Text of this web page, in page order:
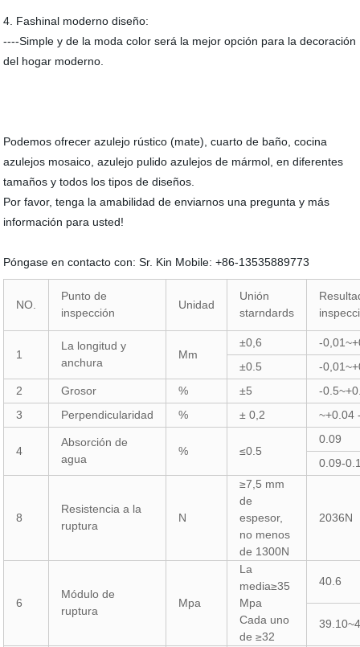
4. Fashinal moderno diseño:
----Simple y de la moda color será la mejor opción para la decoración
del hogar moderno.
Podemos ofrecer azulejo rústico (mate), cuarto de baño, cocina
azulejos mosaico, azulejo pulido azulejos de mármol, en diferentes
tamaños y todos los tipos de diseños.
Por favor, tenga la amabilidad de enviarnos una pregunta y más
información para usted!
Póngase en contacto con: Sr. Kin Mobile: +86-13535889773
NO.
Punto de
inspección
Unidad
Unión
starndards
1
La longitud y
anchura
Mm
±0,6
-
±0.5
-
2
Grosor % ±5
-
3
Perpendicularidad % ± 0,2 ~+0.04
4
Absorción de
agua
% ≤0.5
0.09
0.09-
8
Resistencia a la
ruptura
N
≥7,5 mm
de
espesor,
no menos
de 1300N
2036N
6
Módulo de
ruptura
Mpa
La
media≥35
Mpa
Cada uno
de ≥32
40.6